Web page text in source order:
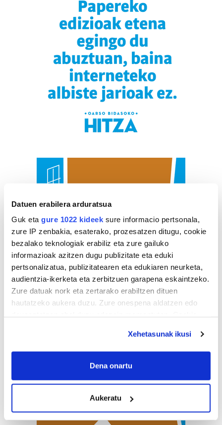
Datuen erabilera arduratsua
Guk eta gure 1022 kideek sure informacio pertsonala,
zure IP zenbakia, esaterako, prozesatzen ditugu, cookie
bezalako teknologiak erabiliz eta zure gailuko
informazioak azitzen dugu publizitate eta eduki
pertsonalizatua, publizitatearen eta edukiaren neurketa,
audientzia-ikerketa eta zerbitzuen garapena eskaintzeko.
Zure datuak nork eta zertarako erabiltzen dituen
hautatzeko aukera duzu. Zure onespena aldatzen edo
If you allow, we would also like to:
Collect information about your geographical
Identify your device by actively scanning it for
specific characteristics (fingerprinting)
Xehetasunak ikusi
Dena onartu
Aukeratu